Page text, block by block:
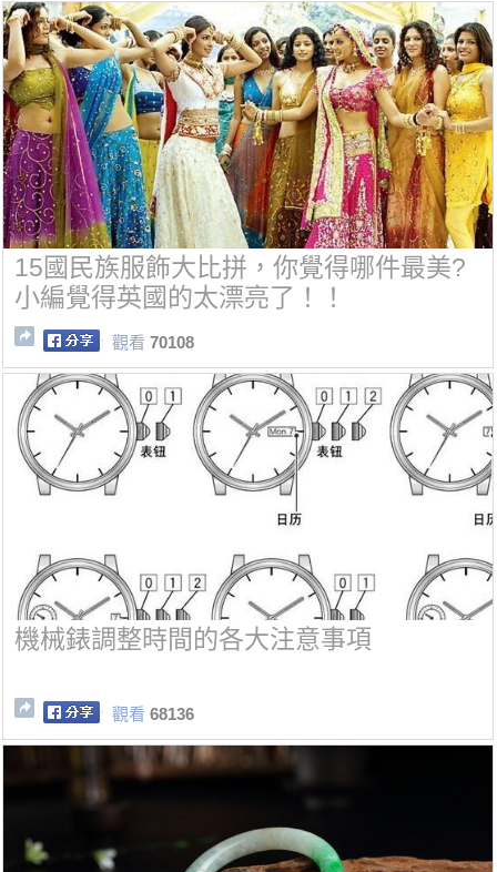
15國民族服飾大比拼，你覺得哪件最美?
小編覺得英國的太漂亮了！！
觀看 70108
機械錶調整時間的各大注意事項
觀看 68136